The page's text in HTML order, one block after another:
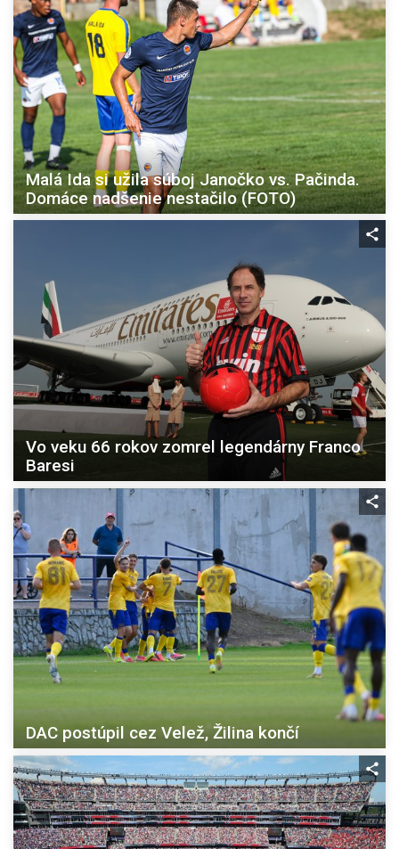
Malá Ida si užila súboj Janočko vs. Pačinda.
Domáce nadšenie nestačilo (FOTO)
Vo veku 66 rokov zomrel legendárny Franco
Baresi
DAC postúpil cez Velež, Žilina končí